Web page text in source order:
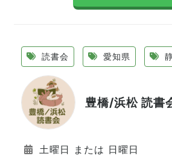
読書会 愛知県
豊橋/浜松 読書
土曜日 または 日曜日